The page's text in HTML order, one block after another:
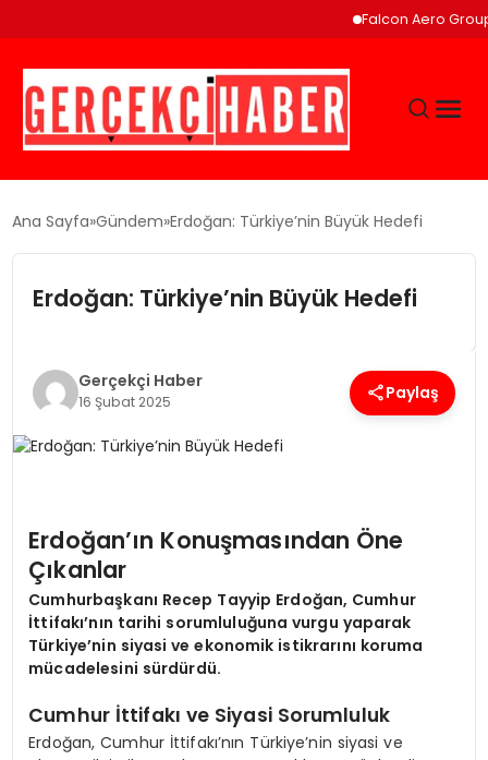
Falcon Aero Group,
GÜNCEL
MAGAZIN
SPOR
TEKNOLOJI
YAŞAM
Ana Sayfa Gündem Erdoğan: Türkiye’nin Büyük Hedefi
Erdoğan: Türkiye’nin Büyük Hedefi
Gerçekçi Haber
16 Şubat 2025 Paylaş
Erdoğan’ın Konuşmasından Öne
Çıkanlar
Cumhurbaşkanı Recep Tayyip Erdoğan, Cumhur
İttifakı’nın tarihi sorumluluğuna vurgu yaparak
Türkiye’nin siyasi ve ekonomik istikrarını koruma
mücadelesini sürdürdü.
Cumhur İttifakı ve Siyasi Sorumluluk
Erdoğan, Cumhur İttifakı’nın Türkiye’nin siyasi ve